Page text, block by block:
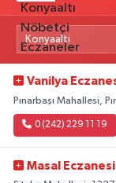
Vanilya
Pınarbaşı Mahallesi,
0 (242) 229 11 19
Masal Eczanesi